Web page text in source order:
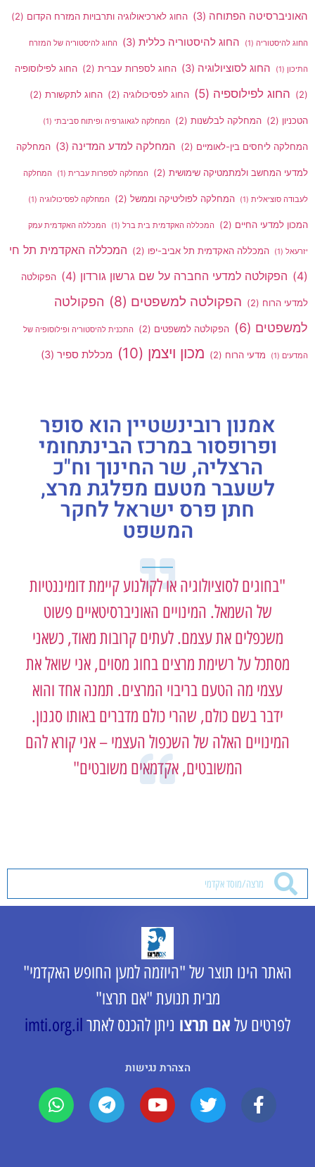
האוניברסיטה הפתוחה (3) החוג לארכיאולוגיה ותרבויות המזרח הקדום (2)
החוג להיסטוריה (1) החוג להיסטוריה כללית (3) החוג להיסטוריה של המזרח
התיכון (1) החוג לסוציולוגיה (3) החוג לספרות עברית (2) החוג לפילוסופיה
(2) החוג לפילוספיה (5) החוג לפסיכולוגיה (2) החוג לתקשורת (2)
הטכניון (2) המחלקה לבלשנות (2) המחלקה לגאוגרפיה ופיתוח סביבתי (1)
המחלקה ליחסים בין-לאומיים (2) המחלקה למדע המדינה (3) המחלקה
למדעי המחשב ולמתמטיקה שימושית (2) המחלקה לספרות עברית (1) המחלקה
לעבודה סוציאלית (1) המחלקה לפוליטיקה וממשל (2) המחלקה לפסיכולוגיה (1)
המכון למדעי החיים (2) המכללה האקדמית בית ברל (1) המכללה האקדמית עמק
יזרעאל (1) המכללה האקדמית תל אביב-יפו (2)
המכללה האקדמית תל חי
(4)
הפקולטה למדעי החברה על שם גרשון גורדון (4) הפקולטה
למדעי הרוח (2) הפקולטה למשפטים (8)
הפקולטה
למשפטים (6) הפקולטה למשפטים (2) התכנית להיסטוריה ופילוסופיה של
המדעים (1) מדעי הרוח (2) מכון ויצמן (10) מכללת ספיר (3)
אמנון רובינשטיין הוא סופר
ופרופסור במרכז הבינתחומי
הרצליה, שר החינוך וח"כ
לשעבר מטעם מפלגת מרצ,
חתן פרס ישראל לחקר
המשפט
"בחוגים לסוציולוגיה או לקולנוע קיימת דומיננטיות
של השמאל. המינויים האוניברסיטאיים פשוט
משכפלים את עצמם. לעתים קרובות מאוד, כשאני
מסתכל על רשימת מרצים בחוג מסוים, אני שואל את
עצמי מה הטעם בריבוי המרצים. תמנה אחד והוא
ידבר בשם כולם, שהרי כולם מדברים באותו סגנון.
המינויים האלה של השכפול העצמי – אני קורא להם
המשובטים, אקדמאים משובטים"
האתר הינו תוצר של "היוזמה למען החופש האקדמי"
מבית תנועת "אם תרצו"
לפרטים על אם תרצו ניתן להכנס לאתר imti.org.il
הצהרת נגישות